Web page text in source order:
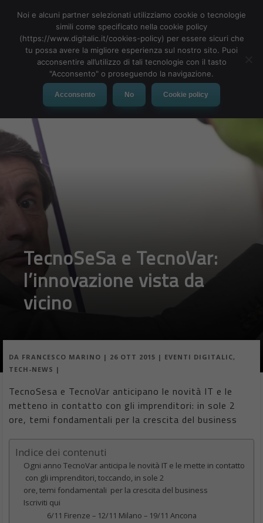
MENU
TecnoSeSa e TecnoVar:
l’innovazione vista da
vicino
DA FRANCESCO MARINO | 26 OTT 2015 | EVENTI DIGITALIC,
TECH-NEWS |
TecnoSesa e TecnoVar anticipano le novità IT e le
metteno in contatto con gli imprenditori: in sole 2
ore, temi fondamentali per la crescita del business
Indice dei contenuti
Ogni anno TecnoVar anticipa le novità IT e le mette in contatto
con gli imprenditori, toccando, in sole 2
ore, temi fondamentali per la crescita del business
Iscriviti qui
6/11 Firenze – 12/11 Milano – 19/11 Ancona
Noi e alcuni partner selezionati utilizziamo cookie o tecnologie
simili come specificato nella cookie policy
(https://www.digitalic.it/cookies-policy) per essere sicuri che
tu possa avere la migliore esperienza sul nostro sito. Puoi
acconsentire all’utilizzo di tali tecnologie con il tasto
"Acconsento" o proseguendo la navigazione.
Acconsento No Cookie policy